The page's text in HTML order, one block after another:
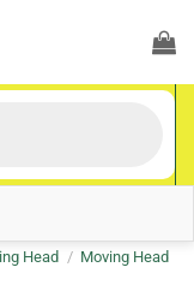
Head / Moving Head